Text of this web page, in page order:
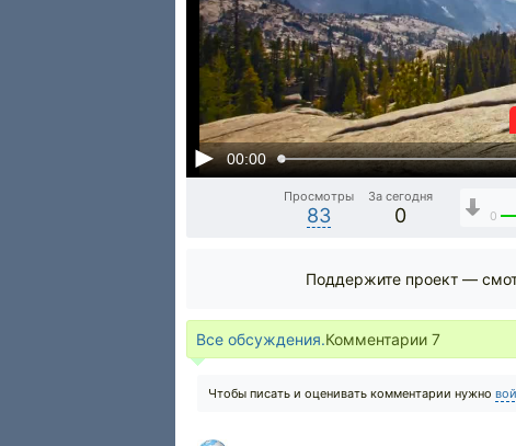
00:00
Просмотры
83
За сегодня
0 0
Поддержите проект —
Все обсуждения.Комментарии 7
Чтобы писать и оценивать комментарии нужно